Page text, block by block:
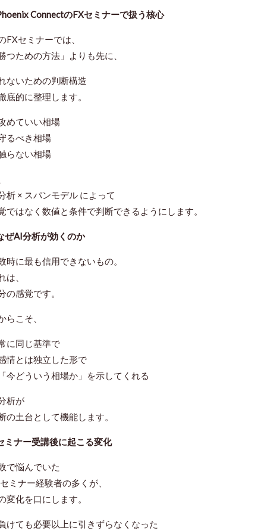
ConnectのFXセミナーで扱う核心
FXセミナーでは、
勝つための方法」よりも先に、
ないための判断構造
底的に整理します。
めていい相場
るべき相場
らない相場
析 × スパンモデル によって
ではなく数値と条件で判断できるようにします。
ぜAI分析が効くのか
時に最も信用できないもの。
は、
の感覚です。
らこそ、
に同じ基準で
情とは独立した形で
今どういう相場か」を示してくれる
析が
の土台として機能します。
ミナー受講後に起こる変化
で悩んでいた
ミナー経験者の多くが、
変化を口にします。
けても必要以上に引きずらなくなった